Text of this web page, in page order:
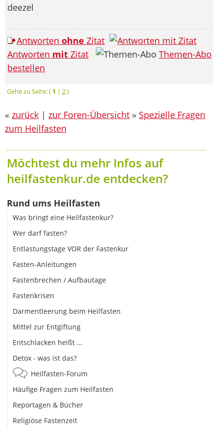
deezel
Antworten ohne Zitat
Antworten mit Zitat
Themen-Abo
bestellen
Gehe zu Seite: ( 1 | 2)
« zurück | zur Foren-Übersicht » Spezielle Fragen
zum Heilfasten
Möchtest du mehr Infos auf
heilfastenkur.de entdecken?
Rund ums Heilfasten
Was bringt eine Heilfastenkur?
Wer darf fasten?
Entlastungstage VOR der Fastenkur
Fasten-Anleitungen
Fastenbrechen / Aufbautage
Fastenkrisen
Darmentleerung beim Heilfasten
Mittel zur Entgiftung
Entschlacken heißt ...
Detox - was ist das?
Heilfasten-Forum
Häufige Fragen zum Heilfasten
Reportagen & Bücher
Religiöse Fastenzeit